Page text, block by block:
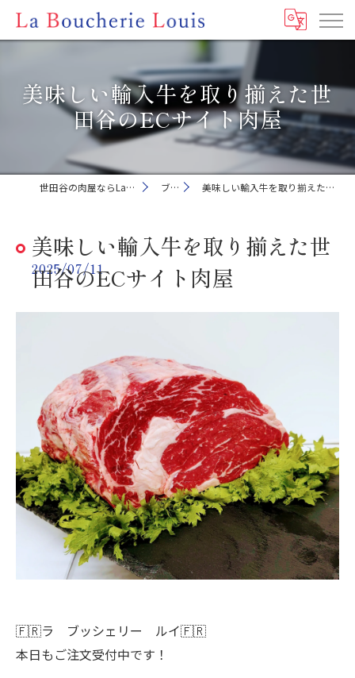
美味しい輸入牛を取り揃えた世
田谷のECサイト肉屋
世田谷の肉屋ならLa Boucherie Louis ブログ 美味しい輸入牛を取り揃えた世田谷のECサイト肉屋
美味しい輸入牛を取り揃えた世
田谷のECサイト肉屋
2025/07/11
🇫🇷ラ ブッシェリー ルイ🇫🇷
本日もご注文受付中です！